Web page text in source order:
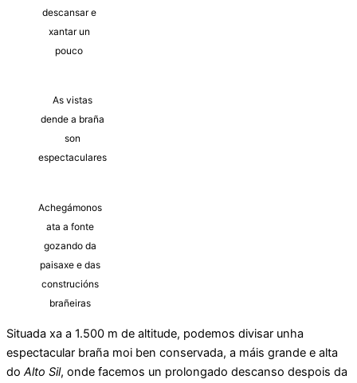
descansar e
xantar un
pouco
As vistas
dende a braña
son
espectaculares
Achegámonos
ata a fonte
gozando da
paisaxe e das
construcións
brañeiras
Situada xa a 1.500 m de altitude, podemos divisar unha
espectacular braña moi ben conservada, a máis grande e alta
do Alto Sil, onde facemos un prolongado descanso despois da